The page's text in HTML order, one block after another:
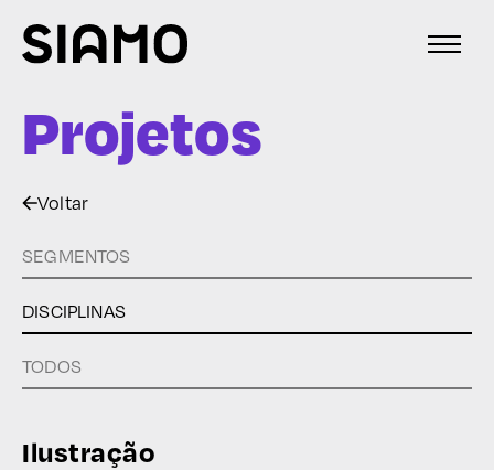
Projetos
Voltar
SEGMENTOS
DISCIPLINAS
TODOS
Ilustração